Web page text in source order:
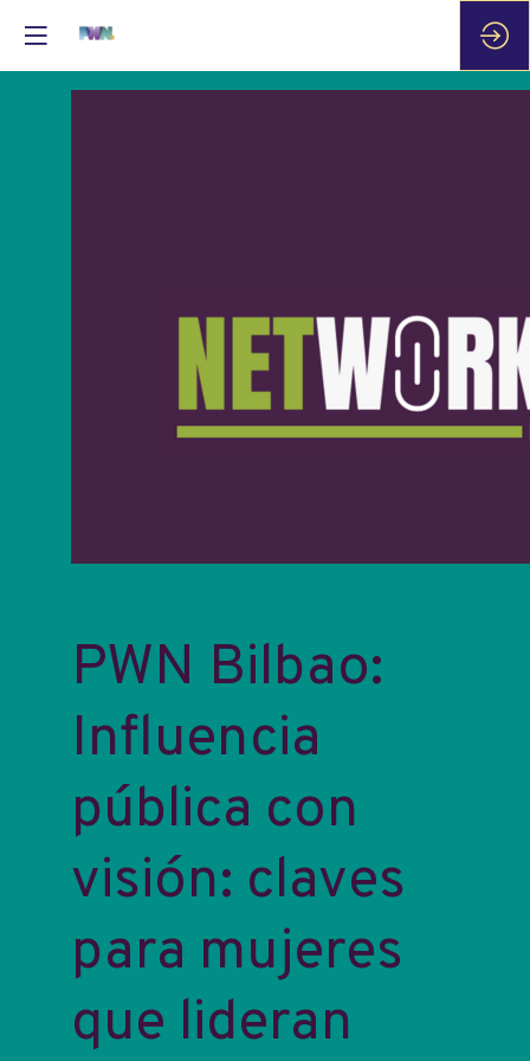
PWN Bilbao:
Influencia
pública con
visión: claves
para mujeres
que lideran